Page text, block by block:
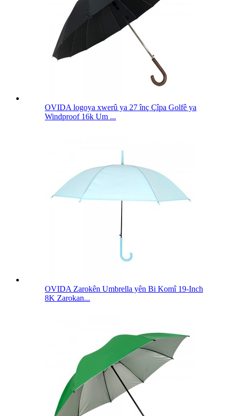
OVIDA logoya xwerû ya 27 înç Çîpa Golfê ya
Windproof 16k Um ...
OVIDA Zarokên Umbrella yên Bi Komî 19-Inch
8K Zarokan...